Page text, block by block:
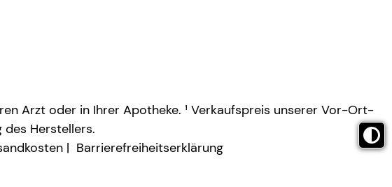
Arzt oder in Ihrer Apotheke. ¹ Verkaufspreis unserer Vor-Ort-
des Herstellers.
Barrierefreiheitserklärung